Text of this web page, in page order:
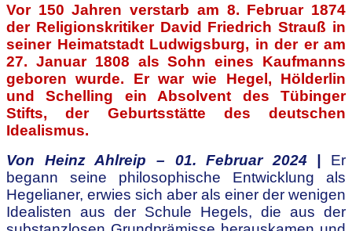
Vor 150 Jahren verstarb am 8. Februar 1874
der Religionskritiker David Friedrich Strauß in
seiner Heimatstadt Ludwigsburg, in der er am
27. Januar 1808 als Sohn eines Kaufmanns
geboren wurde. Er war wie Hegel, Hölderlin
und Schelling ein Absolvent des Tübinger
Stifts, der Geburtsstätte des deutschen
Idealismus.
Von Heinz Ahlreip – 01. Februar 2024 | Er
begann seine philosophische Entwicklung als
Hegelianer, erwies sich aber als einer der wenigen
Idealisten aus der Schule Hegels, die aus der